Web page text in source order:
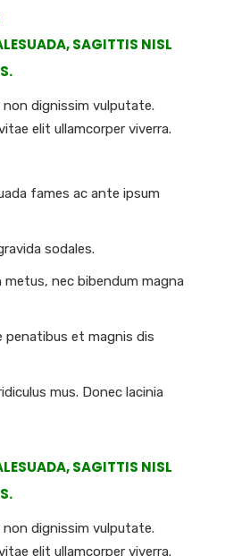
SAGITTIS NISL
non dignissim vulputate.
elit ullamcorper viverra.
fames ac ante ipsum
sodales.
metus, nec bibendum magna
penatibus et magnis dis
mus. Donec lacinia
SAGITTIS NISL
non dignissim vulputate.
elit ullamcorper viverra.